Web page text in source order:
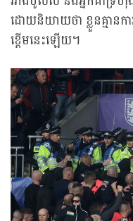
ដោយនិយាយថា ខ្លួនគ្មានក
ខ្ពើមនេះឡើយ។